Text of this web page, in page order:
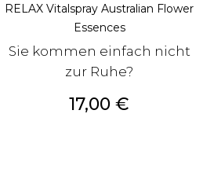
RELAX Vitalspray Australian Flower
Essences
Sie kommen einfach nicht
zur Ruhe?
Preis
17,00 €